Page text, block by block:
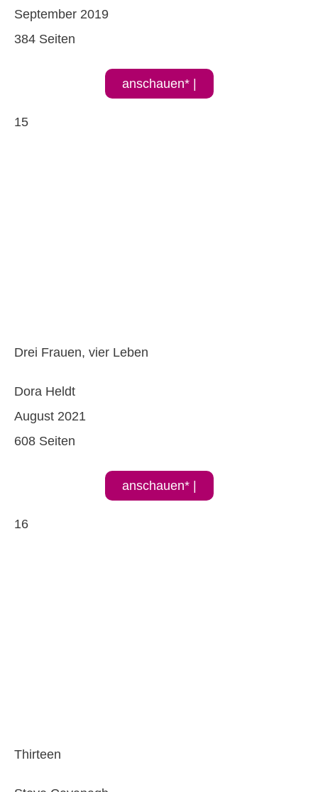
September 2019
384 Seiten
anschauen* |
15
Drei Frauen, vier Leben
Dora Heldt
August 2021
608 Seiten
anschauen* |
16
Thirteen